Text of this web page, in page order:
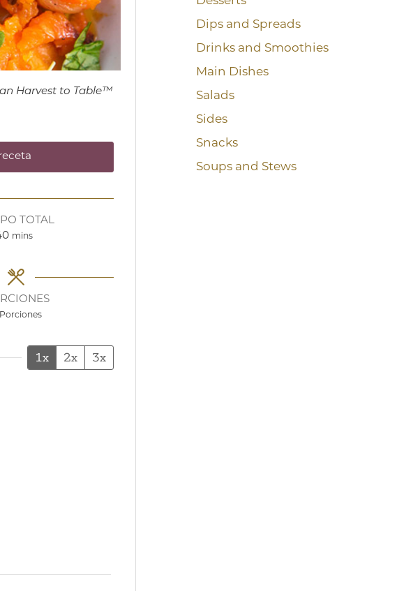
Harvest to Table™
TOTAL
minutes
mins
Porciones
1x 2x 3x
Dips and Spreads
Drinks and Smoothies
Main Dishes
Salads
Sides
Snacks
Soups and Stews